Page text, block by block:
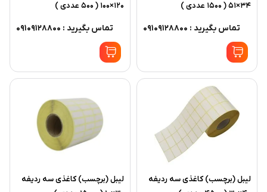
34×51 ( 1500 عددی )
تماس بگیرید : 09109128800
120×100 ( 500 عددی )
تماس بگیرید : 09109128800
ليبل (برچسب) کاغذی سه رديفه
ليبل (برچسب) کاغذی سه رديفه